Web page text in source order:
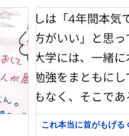
度も何度も言い残し
ああ、これ買いに行
数
ス
ト
数
ね
数
これ本当に首がもげる